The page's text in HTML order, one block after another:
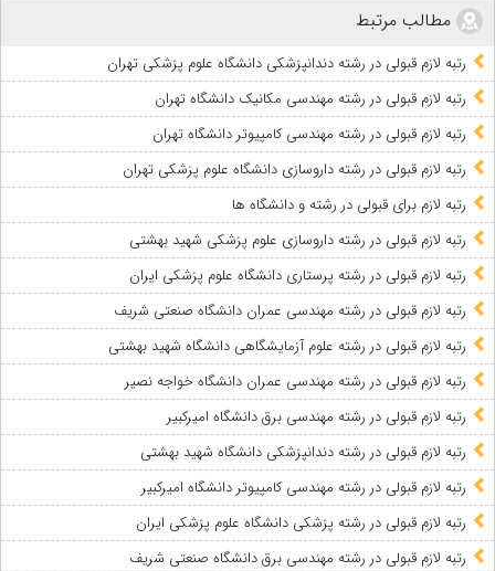
مطالب مرتبط
رتبه لازم قبولی در رشته دندانپزشکی دانشگاه علوم پزشکی تهران
رتبه لازم قبولی در رشته مهندسی مکانیک دانشگاه تهران
رتبه لازم قبولی در رشته مهندسی کامپیوتر دانشگاه تهران
رتبه لازم قبولی در رشته داروسازی دانشگاه علوم پزشکی تهران
رتبه لازم برای قبولی در رشته و دانشگاه ها
رتبه لازم قبولی در رشته داروسازی علوم پزشکی شهید بهشتی
رتبه لازم قبولی در رشته پرستاری دانشگاه علوم پزشکی ایران
رتبه لازم قبولی در رشته مهندسی عمران دانشگاه صنعتی شریف
رتبه لازم قبولی در رشته علوم آزمایشگاهی دانشگاه شهید بهشتی
رتبه لازم قبولی در رشته مهندسی عمران دانشگاه خواجه نصیر
رتبه لازم قبولی در رشته مهندسی برق دانشگاه امیرکبیر
رتبه لازم قبولی در رشته دندانپزشکی دانشگاه شهید بهشتی
رتبه لازم قبولی در رشته مهندسی کامپیوتر دانشگاه امیرکبیر
رتبه لازم قبولی در رشته پزشکی دانشگاه علوم پزشکی ایران
رتبه لازم قبولی در رشته مهندسی برق دانشگاه صنعتی شریف